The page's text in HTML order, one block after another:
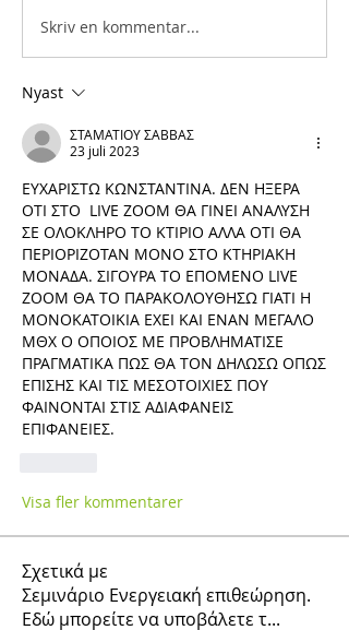
Skriv en kommentar...
Nyast
ΣΤΑΜΑΤΙΟΥ ΣΑΒΒΑΣ
23 juli 2023
ΕΥΧΑΡΙΣΤΩ ΚΩΝΣΤΑΝΤΙΝΑ. ΔΕΝ ΗΞΕΡΑ
ΟΤΙ ΣΤΟ  LIVE ZOOM ΘΑ ΓΙΝΕΙ ΑΝΑΛΥΣΗ
ΣΕ ΟΛΟΚΛΗΡΟ ΤΟ ΚΤΙΡΙΟ ΑΛΛΑ ΟΤΙ ΘΑ
ΠΕΡΙΟΡΙΖΟΤΑΝ ΜΟΝΟ ΣΤΟ ΚΤΗΡΙΑΚΗ
ΜΟΝΑΔΑ. ΣΙΓΟΥΡΑ ΤΟ ΕΠΟΜΕΝΟ LIVE
ZOOM ΘΑ ΤΟ ΠΑΡΑΚΟΛΟΥΘΗΣΩ ΓΙΑΤΙ Η
ΜΟΝΟΚΑΤΟΙΚΙΑ ΕΧΕΙ ΚΑΙ ΕΝΑΝ ΜΕΓΑΛΟ
ΜΘΧ Ο ΟΠΟΙΟΣ ΜΕ ΠΡΟΒΛΗΜΑΤΙΣΕ
ΠΡΑΓΜΑΤΙΚΑ ΠΩΣ ΘΑ ΤΟΝ ΔΗΛΩΣΩ ΟΠΩΣ
ΕΠΙΣΗΣ ΚΑΙ ΤΙΣ ΜΕΣΟΤΟΙΧΙΕΣ ΠΟΥ
ΦΑΙΝΟΝΤΑΙ ΣΤΙΣ ΑΔΙΑΦΑΝΕΙΣ
ΕΠΙΦΑΝΕΙΕΣ.
Visa fler kommentarer
Σχετικά με
Σεμινάριο Ενεργειακή επιθεώρηση.
Εδώ μπορείτε να υποβάλετε τ...